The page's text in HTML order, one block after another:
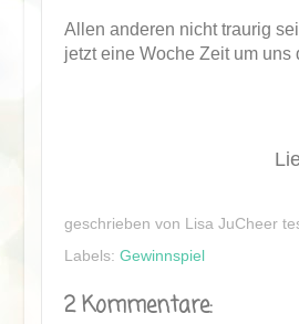
Allen anderen nicht traurig
jetzt eine Woche Zeit um
geschrieben von Lisa JuCheer
Labels: Gewinnspiel
2 Kommentare: